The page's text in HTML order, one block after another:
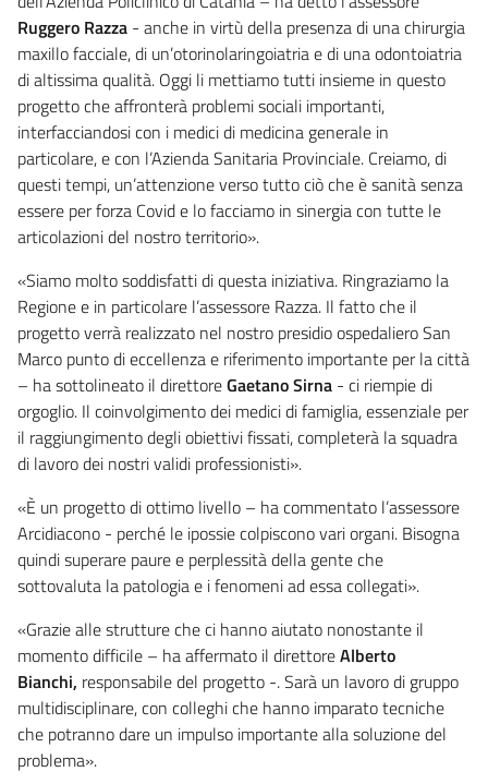
Ruggero Razza - anche in virtù della presenza di una chirurgia
maxillo facciale, di un’otorinolaringoiatria e di una odontoiatria
di altissima qualità. Oggi li mettiamo tutti insieme in questo
progetto che affronterà problemi sociali importanti,
interfacciandosi con i medici di medicina generale in
particolare, e con l’Azienda Sanitaria Provinciale. Creiamo, di
questi tempi, un’attenzione verso tutto ciò che è sanità senza
essere per forza Covid e lo facciamo in sinergia con tutte le
articolazioni del nostro territorio».
«Siamo molto soddisfatti di questa iniziativa. Ringraziamo la
Regione e in particolare l’assessore Razza. Il fatto che il
progetto verrà realizzato nel nostro presidio ospedaliero San
Marco punto di eccellenza e riferimento importante per la città
– ha sottolineato il direttoreGaetano Sirna - ci riempie di
orgoglio. Il coinvolgimento dei medici di famiglia, essenziale per
il raggiungimento degli obiettivi fissati, completerà la squadra
di lavoro dei nostri validi professionisti».
«È un progetto di ottimo livello – ha commentato l’assessore
Arcidiacono - perché le ipossie colpiscono vari organi. Bisogna
quindi superare paure e perplessità della gente che
sottovaluta la patologia e i fenomeni ad essa collegati».
«Grazie alle strutture che ci hanno aiutato nonostante il
momento difficile – ha affermato il direttoreAlberto
Bianchi, responsabile del progetto -. Sarà un lavoro di gruppo
multidisciplinare, con colleghi che hanno imparato tecniche
che potranno dare un impulso importante alla soluzione del
problema».